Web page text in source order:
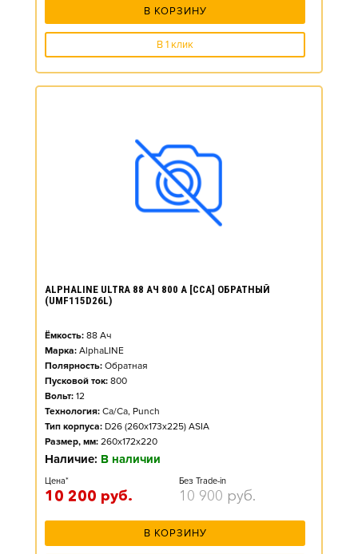
В КОРЗИНУ
В 1 клик
ALPHALINE ULTRA 88 АЧ 800 А [CCA] ОБРАТНЫЙ
(UMF115D26L)
Ёмкость: 88 Ач
Марка: AlphaLINE
Полярность: Обратная
Пусковой ток: 800
Вольт: 12
Технология: Ca/Ca, Punch
Тип корпуса: D26 (260x173x225) ASIA
Размер, мм: 260x172x220
Наличие: В наличии
Цена*
10 200 руб.
Без Trade-in
10 900 руб.
В КОРЗИНУ